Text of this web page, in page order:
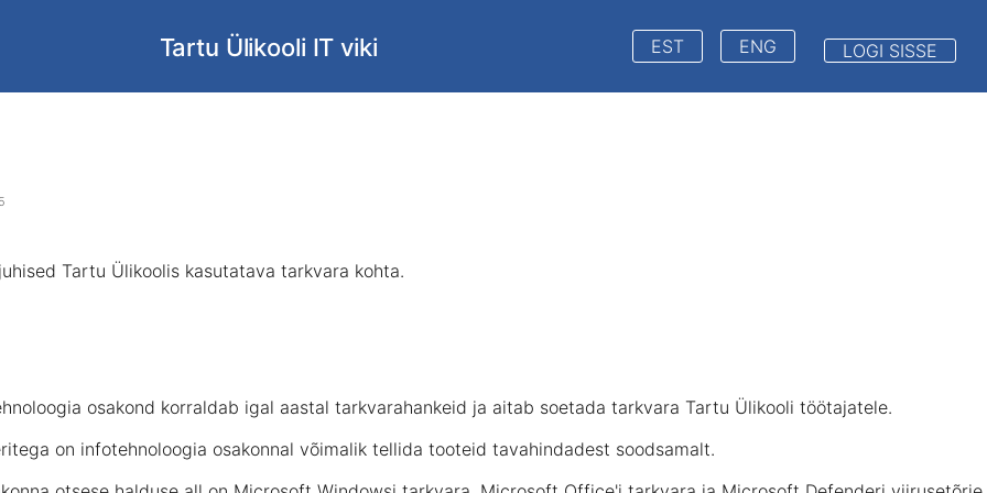
Tartu Ülikooli IT viki EST ENG LOGI SISSE
Tartu Ülikoolis kasutatava tarkvara kohta.
osakond korraldab igal aastal tarkvarahankeid ja aitab soetada tarkvara Tartu Ülikooli töötajatele.
on infotehnoloogia osakonnal võimalik tellida tooteid tavahindadest soodsamalt.